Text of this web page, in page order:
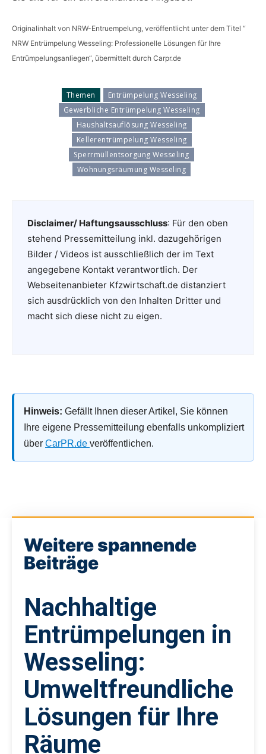
Originalinhalt von NRW-Entruempelung, veröffentlicht unter dem Titel “
NRW Entrümpelung Wesseling: Professionelle Lösungen für Ihre
Entrümpelungsanliegen“, übermittelt durch Carpr.de
Themen
Entrümpelung Wesseling
Gewerbliche Entrümpelung Wesseling
Haushaltsauflösung Wesseling
Kellerentrümpelung Wesseling
Sperrmüllentsorgung Wesseling
Wohnungsräumung Wesseling
Disclaimer/ Haftungsausschluss: Für den oben
stehend Pressemitteilung inkl. dazugehörigen
Bilder / Videos ist ausschließlich der im Text
angegebene Kontakt verantwortlich. Der
Webseitenanbieter Kfzwirtschaft.de distanziert
sich ausdrücklich von den Inhalten Dritter und
macht sich diese nicht zu eigen.
Hinweis: Gefällt Ihnen dieser Artikel, Sie können
Ihre eigene Pressemitteilung ebenfalls unkompliziert
über CarPR.de veröffentlichen.
Weitere spannende
Beiträge
Nachhaltige
Entrümpelungen in
Wesseling:
Umweltfreundliche
Lösungen für Ihre
Räume